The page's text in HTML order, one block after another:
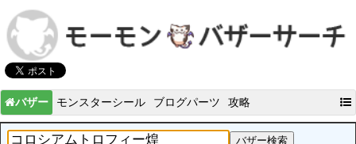
バザー モンスターシール ブログパーツ 攻略